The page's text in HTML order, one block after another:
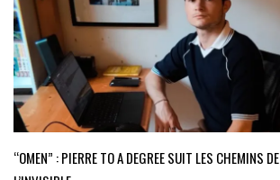
“OMEN” : PIERRE TO A DEGREE SUIT LES CHEMINS DE